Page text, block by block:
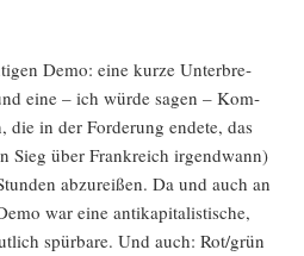
Demo: eine kur­ze Unter­bre­
eine – ich wür­de sagen – Kom­
in der For­de­rung ende­te, das
Sieg über Frank­reich irgend­wann)
abzu­rei­ßen. Da und auch an
war eine anti­ka­pi­ta­lis­ti­sche,
spür­ba­re. Und auch: Rot/grün